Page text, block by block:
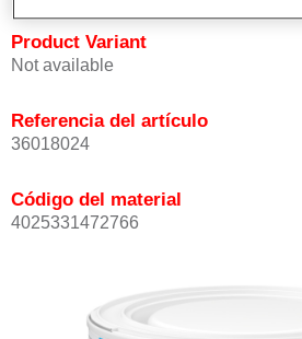
Product Variant
Not available
Referencia del artículo
36018024
Código del material
4025331472766